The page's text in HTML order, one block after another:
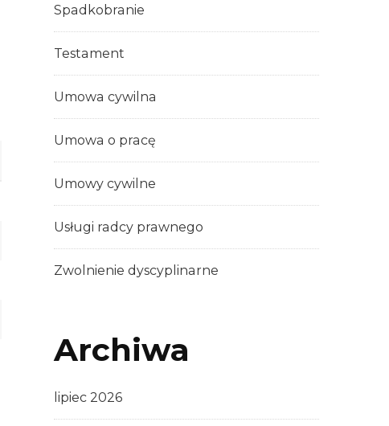
Spadkobranie
Testament
Umowa cywilna
Umowa o pracę
Umowy cywilne
Usługi radcy prawnego
Zwolnienie dyscyplinarne
Archiwa
lipiec 2026